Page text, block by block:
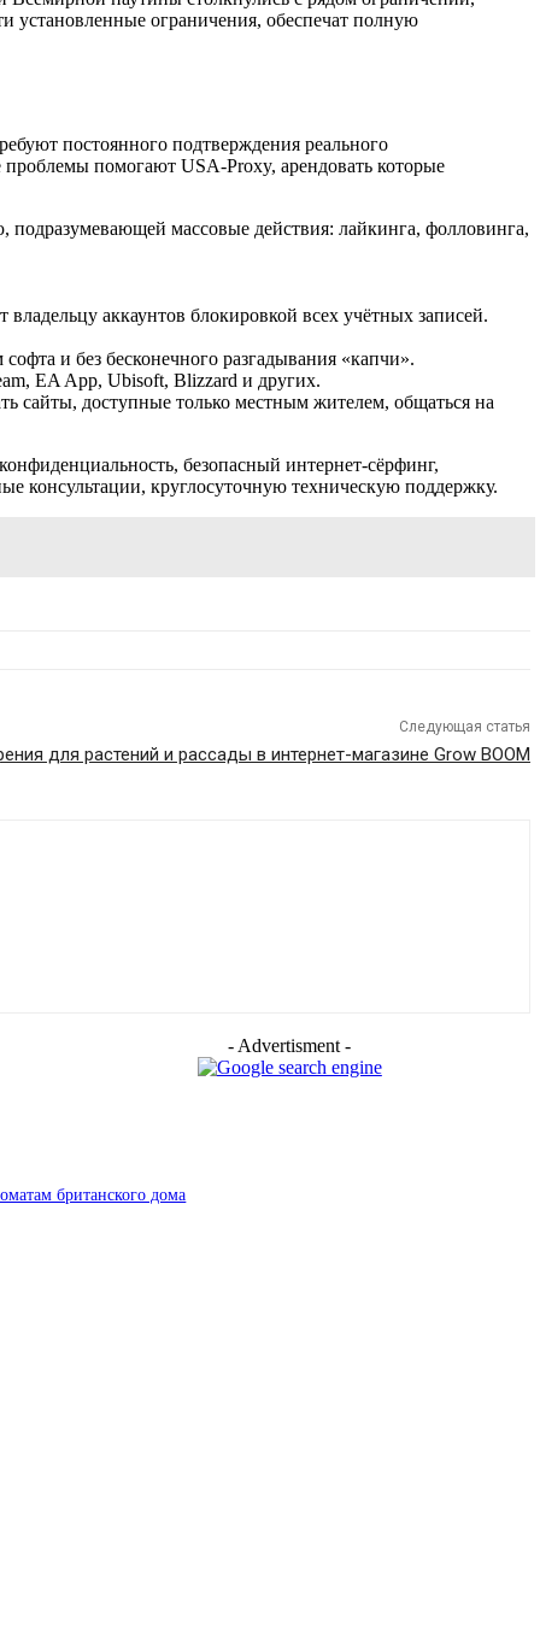
ограничения, обеспечат полную
постоянного подтверждения реального
помогают USA-Proxy, арендовать которые
массовые действия: лайкинга, фолловинга,
аккаунтов блокировкой всех учётных записей.
и без бесконечного разгадывания «капчи».
EA App, Ubisoft, Blizzard и других.
сайты, доступные только местным жителем, общаться на
безопасный интернет-сёрфинг,
консультации, круглосуточную техническую поддержку.
Следующая статья
для растений и рассады в интернет-магазине Grow BOOM
- Advertisment -
британского дома